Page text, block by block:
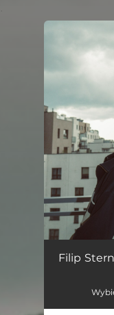
You're
We Just
Filip